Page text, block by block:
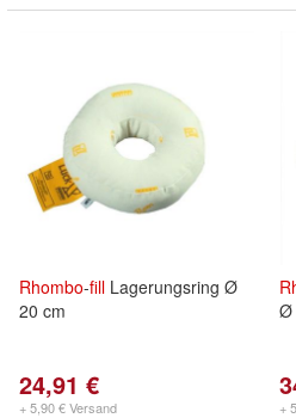
Rhombo-fill Lagerungsring Ø
20 cm
24,91 €
+ 5,90 € Versand
Ø
+